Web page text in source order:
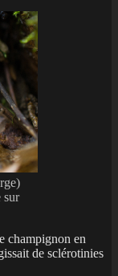
sur
champignon en
de sclérotinies